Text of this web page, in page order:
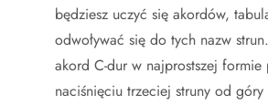
będziesz uczyć się akordów,
odwoływać się do tych nazw
akord C-dur w najprostszej formie
naciśnięciu trzeciej struny od góry